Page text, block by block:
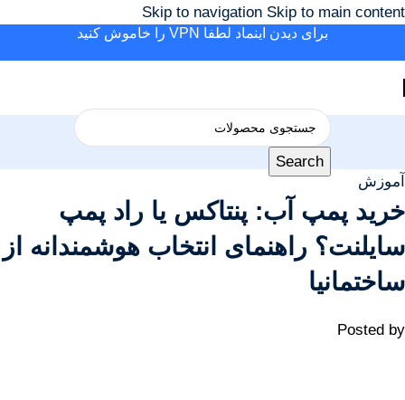
Skip to navigation Skip to main content
برای دیدن اینماد لطفا VPN را خاموش کنید
Search
آموزش
خرید پمپ آب: پنتاکس یا راد پمپ
سایلنت؟ راهنمای انتخاب هوشمندانه از
ساختمانیا
Posted by